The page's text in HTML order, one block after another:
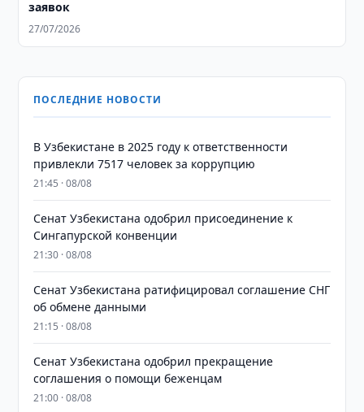
заявок
27/07/2026
ПОСЛЕДНИЕ НОВОСТИ
В Узбекистане в 2025 году к ответственности
привлекли 7517 человек за коррупцию
21:45 · 08/08
Сенат Узбекистана одобрил присоединение к
Сингапурской конвенции
21:30 · 08/08
Сенат Узбекистана ратифицировал соглашение СНГ
об обмене данными
21:15 · 08/08
Сенат Узбекистана одобрил прекращение
соглашения о помощи беженцам
21:00 · 08/08